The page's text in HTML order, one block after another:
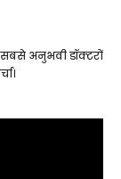
अनुभवी डॉक्टरों